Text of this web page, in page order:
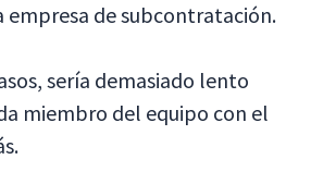
empresa de subcontratación.
sería demasiado lento
miembro del equipo con el